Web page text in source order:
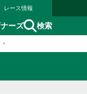
レース情報
ーズ 検索